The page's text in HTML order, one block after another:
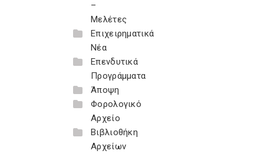
–
Μελέτες
Επιχειρηματικά
Νέα
Επενδυτικά
Προγράμματα
Άποψη
Φορολογικό
Αρχείο
Βιβλιοθήκη
Αρχείων